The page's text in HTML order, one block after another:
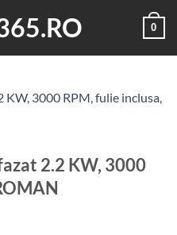
0
2.2 KW, 3000